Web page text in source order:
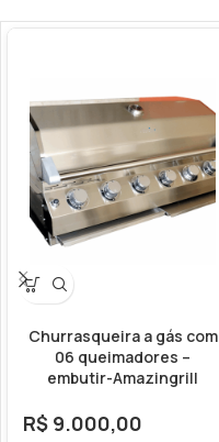
Churrasqueira a gás com
06 queimadores –
embutir-Amazingrill
R$ 9.000,00